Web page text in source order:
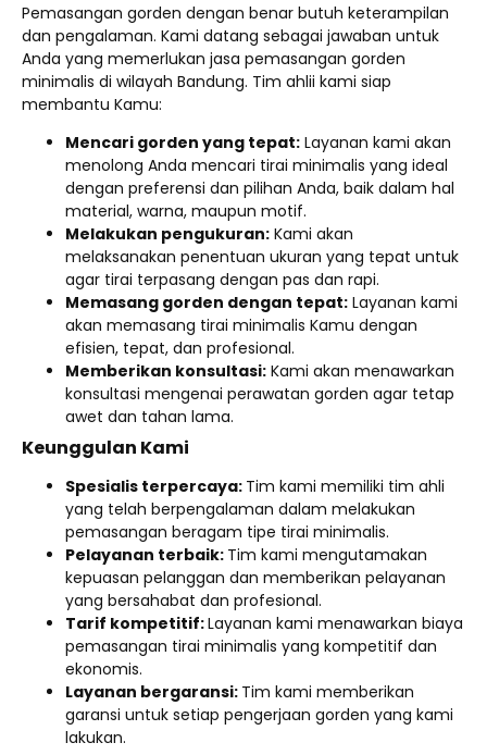
Pemasangan gorden dengan benar butuh keterampilan
dan pengalaman. Kami datang sebagai jawaban untuk
Anda yang memerlukan jasa pemasangan gorden
minimalis di wilayah Bandung. Tim ahlii kami siap
membantu Kamu:
Mencari gorden yang tepat: Layanan kami akan
menolong Anda mencari tirai minimalis yang ideal
dengan preferensi dan pilihan Anda, baik dalam hal
material, warna, maupun motif.
Melakukan pengukuran: Kami akan
melaksanakan penentuan ukuran yang tepat untuk
agar tirai terpasang dengan pas dan rapi.
Memasang gorden dengan tepat: Layanan kami
akan memasang tirai minimalis Kamu dengan
efisien, tepat, dan profesional.
Memberikan konsultasi: Kami akan menawarkan
konsultasi mengenai perawatan gorden agar tetap
awet dan tahan lama.
Keunggulan Kami
Spesialis terpercaya: Tim kami memiliki tim ahli
yang telah berpengalaman dalam melakukan
pemasangan beragam tipe tirai minimalis.
Pelayanan terbaik: Tim kami mengutamakan
kepuasan pelanggan dan memberikan pelayanan
yang bersahabat dan profesional.
Tarif kompetitif:Layanan kami menawarkan biaya
pemasangan tirai minimalis yang kompetitif dan
ekonomis.
Layanan bergaransi: Tim kami memberikan
garansi untuk setiap pengerjaan gorden yang kami
lakukan.